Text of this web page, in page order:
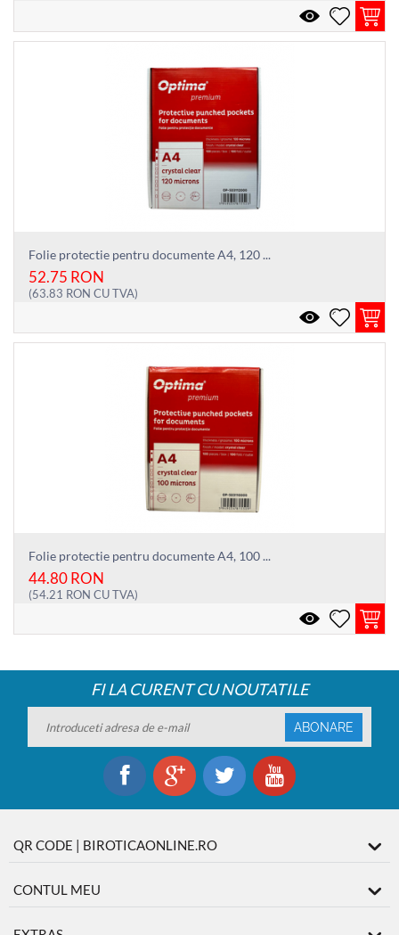
Folie protectie pentru documente A4, 120 ...
52.75 RON
(63.83 RON CU TVA)
Folie protectie pentru documente A4, 100 ...
44.80RON
(54.21 RON CU TVA)
FI LA CURENT CU NOUTATILE
ABONARE
QR CODE | BIROTICAONLINE.RO
CONTUL MEU